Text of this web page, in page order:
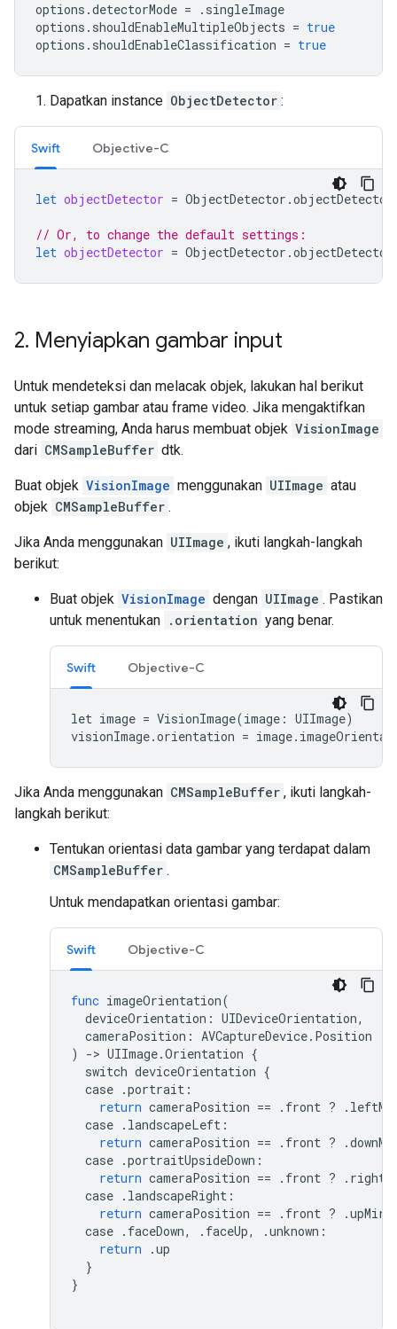
options .detectorMode = . singleImage
options . shouldEnableMultipleObjects = true
options . shouldEnableClassification = true
Dapatkan instance ObjectDetector :
Swift Objective-C
let objectDetector = ObjectDetector .objectDetector
// Or, to change the default settings:
let objectDetector = ObjectDetector .objectDetector
2. Menyiapkan gambar input
Untuk mendeteksi dan melacak objek, lakukan hal berikut
untuk setiap gambar atau frame video. Jika mengaktifkan
mode streaming, Anda harus membuat objek VisionImage
dari CMSampleBuffer dtk.
Buat objek VisionImage menggunakan UIImage atau
objek CMSampleBuffer .
Jika Anda menggunakan UIImage , ikuti langkah-langkah
berikut:
Buat objek VisionImage dengan UIImage . Pastikan
untuk menentukan .orientation yang benar.
Swift Objective-C
let image = VisionImage(image: UIImage)
visionImage.orientation =
Jika Anda menggunakan CMSampleBuffer , ikuti langkah-
langkah berikut:
Tentukan orientasi data gambar yang terdapat dalam
CMSampleBuffer .
Untuk mendapatkan orientasi gambar:
Swift Objective-C
func imageOrientation(
deviceOrientation : UIDeviceOrientation,
cameraPosition : AVCaptureDevice. Position
)
-> UIImage.Orientation {
switch deviceOrientation {
case .portrait :
return cameraPosition == . front ? .
case . landscapeLeft :
return cameraPosition == . front ? .
case .portraitUpsideDown :
return cameraPosition == . front ? .
case . landscapeRight :
return cameraPosition == . front ? .
case . faceDown, . faceUp, .unknown :
return
.up
}
}